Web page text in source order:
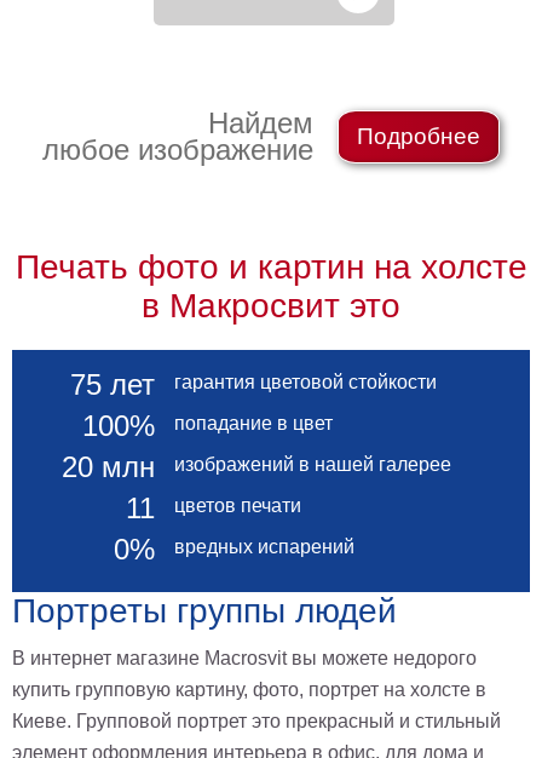
Найдем
любое изображение
Подробнее
Печать фото и картин на холсте
в Макросвит это
75 лет гарантия цветовой стойкости
100% попадание в цвет
20 млн изображений в нашей галерее
11 цветов печати
0% вредных испарений
Портреты группы людей
В интернет магазине Macrosvit вы можете недорого
купить групповую картину, фото, портрет на холсте в
Киеве. Групповой портрет это прекрасный и стильный
элемент оформления интерьера в офис, для дома и